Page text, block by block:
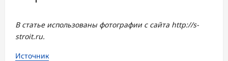
В статье использованы фотографии с сайта http://s-
stroit.ru.
Источник